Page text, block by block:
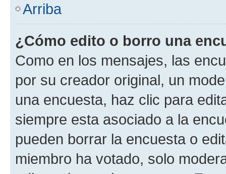
Arriba
¿Cómo edito o borro una
Como en los mensajes, las
por su creador original, un
una encuesta, haz clic para
siempre esta asociado a la
pueden borrar la encuesta o
miembro ha votado, solo